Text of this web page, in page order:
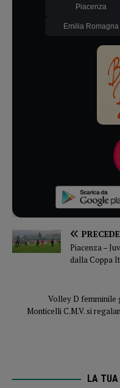
Piacenza
Emilia Romagna
Piacenza –
dalla Coppa
Volley D femminile
Monticelli C.M.V. si
LA TUA